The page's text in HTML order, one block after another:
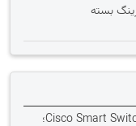
معرفی خانواده جدید Cisco Smart Switches؛